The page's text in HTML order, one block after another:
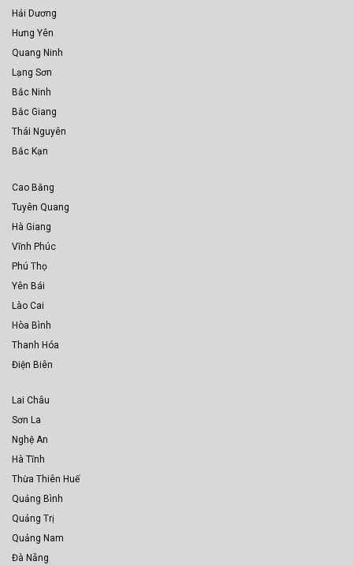
Hải Dương
Hưng Yên
Quang Ninh
Lạng Sơn
Bắc Ninh
Bắc Giang
Thái Nguyên
Bắc Kạn
Cao Bằng
Tuyên Quang
Hà Giang
Vĩnh Phúc
Phú Thọ
Yên Bái
Lào Cai
Hòa Bình
Thanh Hóa
Điện Biên
Lai Châu
Sơn La
Nghệ An
Hà Tĩnh
Thừa Thiên Huế
Quảng Bình
Quảng Trị
Quảng Nam
Đà Nẵng